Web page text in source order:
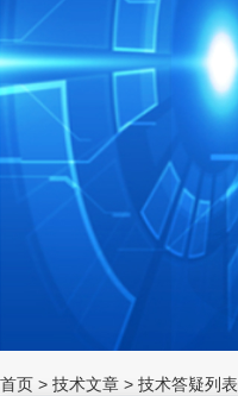
首页 > 技术文章 > 技术答疑列表